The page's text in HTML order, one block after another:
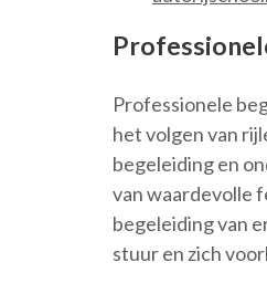
Professionele
het volgen van
begeleiding en
van waardevolle
begeleiding van
stuur en zich